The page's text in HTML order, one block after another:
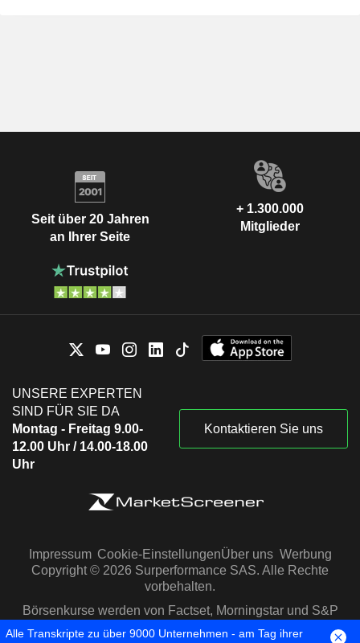
Seit über 20 Jahren
an Ihrer Seite
+ 1.300.000
Mitglieder
UNSERE EXPERTEN
SIND FÜR SIE DA
Montag - Freitag 9.00-
12.00 Uhr / 14.00-18.00
Uhr
Kontaktieren Sie uns
Impressum Cookie-EinstellungenÜber uns Werbung
Copyright © 2026 Surperformance SAS. Alle Rechte
vorbehalten.
Börsenkurse werden von Factset, Morningstar und S&P
Capital IQ zur Verfügung gestellt
Alle Transkripte zu über 9000 Unternehmen - am Tag ihrer